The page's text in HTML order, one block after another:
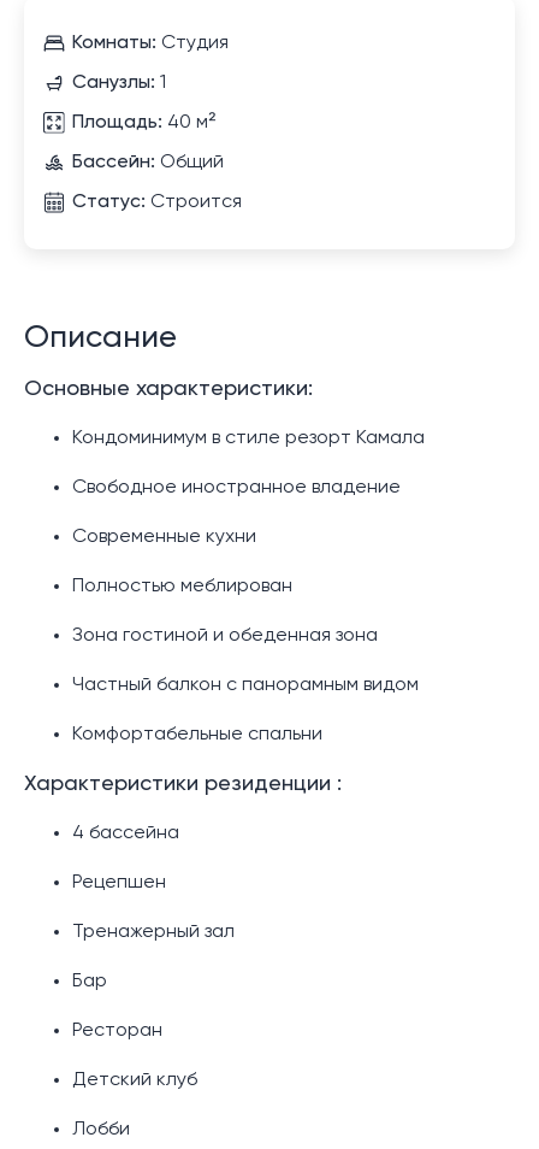
Комнаты: Студия
Санузлы: 1
Площадь: 40 м²
Бассейн: Общий
Статус: Строится
Описание
Основные характеристики:
Кондоминимум в стиле резорт Камала
Свободное иностранное владение
Современные кухни
Полностью меблирован
Зона гостиной и обеденная зона
Частный балкон с панорамным видом
Комфортабельные спальни
Характеристики резиденции :
4 бассейна
Рецепшен
Тренажерный зал
Бар
Ресторан
Детский клуб
Лобби